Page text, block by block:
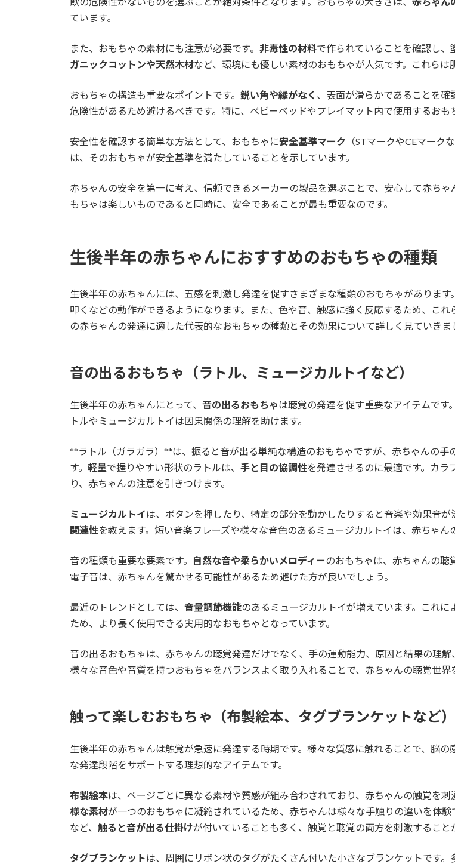
ています。
また、おもちゃの素材にも注意が必要です。 非毒性の材料で作られていることを確認し、
ガニックコットンや天然木材など、環境にも優しい素材のおもちゃが人気です。これら
おもちゃの構造も重要なポイントです。 鋭い角や縁がなく 、表面が滑らかであることを確
危険性があるため避けるべきです。特に、ベビーベッドやプレイマット内で使用するおも
安全性を確認する簡単な方法として、おもちゃに安全基準マーク （STマークやCEマーク
は、そのおもちゃが安全基準を満たしていることを示しています。
赤ちゃんの安全を第一に考え、信頼できるメーカーの製品を選ぶことで、安心して赤ち
もちゃは楽しいものであると同時に、安全であることが最も重要なのです。
生後半年の赤ちゃんにおすすめのおもちゃの種類
生後半年の赤ちゃんには、五感を刺激し発達を促すさまざまな種類のおもちゃがありま
叩くなどの動作ができるようになります。また、色や音、触感に強く反応するため、こ
の赤ちゃんの発達に適した代表的なおもちゃの種類とその効果について詳しく見ていきま
音の出るおもちゃ（ラトル、ミュージカルトイなど）
生後半年の赤ちゃんにとって、 音の出るおもちゃは聴覚の発達を促す重要なアイテムで
トルやミュージカルトイは因果関係の理解を助けます。
**ラトル（ガラガラ）**は、振ると音が出る単純な構造のおもちゃですが、赤ちゃんの
す。軽量で握りやすい形状のラトルは、 手と目の協調性を発達させるのに最適です。カ
り、赤ちゃんの注意を引きつけます。
ミュージカルトイは、ボタンを押したり、特定の部分を動かしたりすると音楽や効果音
関連性を教えます。短い音楽フレーズや様々な音色のあるミュージカルトイは、赤ちゃん
音の種類も重要な要素です。 自然な音や柔らかいメロディーのおもちゃは、赤ちゃんの聴
電子音は、赤ちゃんを驚かせる可能性があるため避けた方が良いでしょう。
最近のトレンドとしては、 音量調節機能のあるミュージカルトイが増えています。これ
ため、より長く使用できる実用的なおもちゃとなっています。
音の出るおもちゃは、赤ちゃんの聴覚発達だけでなく、手の運動能力、原因と結果の理
様々な音色や音質を持つおもちゃをバランスよく取り入れることで、赤ちゃんの聴覚世界
触って楽しむおもちゃ（布製絵本、タグブランケットなど）
生後半年の赤ちゃんは触覚が急速に発達する時期です。様々な質感に触れることで、脳の
な発達段階をサポートする理想的なアイテムです。
布製絵本は、ページごとに異なる素材や質感が組み合わされており、赤ちゃんの触覚を
様な素材が一つのおもちゃに凝縮されているため、赤ちゃんは様々な手触りの違いを体
など、 触ると音が出る仕掛けが付いていることも多く、触覚と聴覚の両方を刺激すること
タグブランケットは、周囲にリボン状のタグがたくさん付いた小さなブランケットです。